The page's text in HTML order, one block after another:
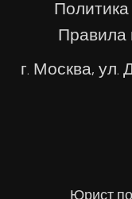
Правила
г. Москва, ул.
Юрист